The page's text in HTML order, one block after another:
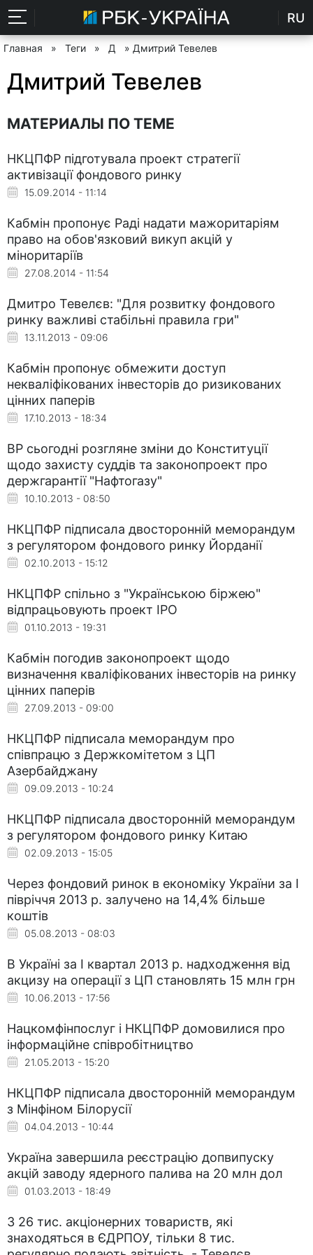
RU
Главная » Теги » Д » Дмитрий Тевелев
Дмитрий Тевелев
МАТЕРИАЛЫ ПО ТЕМЕ
НКЦПФР підготувала проект стратегії
активізації фондового ринку
15.09.2014 - 11:14
Кабмін пропонує Раді надати мажоритаріям
право на обов'язковий викуп акцій у
міноритаріїв
27.08.2014 - 11:54
Дмитро Тевелєв: "Для розвитку фондового
ринку важливі стабільні правила гри"
13.11.2013 - 09:06
Кабмін пропонує обмежити доступ
некваліфікованих інвесторів до ризикованих
цінних паперів
17.10.2013 - 18:34
ВР сьогодні розгляне зміни до Конституції
щодо захисту суддів та законопроект про
держгарантії "Нафтогазу"
10.10.2013 - 08:50
НКЦПФР підписала двосторонній меморандум
з регулятором фондового ринку Йорданії
02.10.2013 - 15:12
НКЦПФР спільно з "Українською біржею"
відпрацьовують проект IPO
01.10.2013 - 19:31
Кабмін погодив законопроект щодо
визначення кваліфікованих інвесторів на ринку
цінних паперів
27.09.2013 - 09:00
НКЦПФР підписала меморандум про
співпрацю з Держкомітетом з ЦП
Азербайджану
09.09.2013 - 10:24
НКЦПФР підписала двосторонній меморандум
з регулятором фондового ринку Китаю
02.09.2013 - 15:05
Через фондовий ринок в економіку України за I
півріччя 2013 р. залучено на 14,4% більше
коштів
05.08.2013 - 08:03
В Україні за I квартал 2013 р. надходження від
акцизу на операції з ЦП становлять 15 млн грн
10.06.2013 - 17:56
Нацкомфінпослуг і НКЦПФР домовилися про
інформаційне співробітництво
21.05.2013 - 15:20
НКЦПФР підписала двосторонній меморандум
з Мінфіном Білорусії
04.04.2013 - 10:44
Україна завершила реєстрацію допвипуску
акцій заводу ядерного палива на 20 млн дол
01.03.2013 - 18:49
З 26 тис. акціонерних товариств, які
знаходяться в ЄДРПОУ, тільки 8 тис.